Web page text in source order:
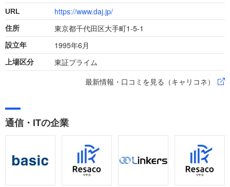
URL https://www.daj.jp/
住所 東京都千代田区大手町1-5-1
設立年 1995年6月
上場区分
東証プライム
最新情報・口コミを見る（キャリコネ）
通信・ITの企業